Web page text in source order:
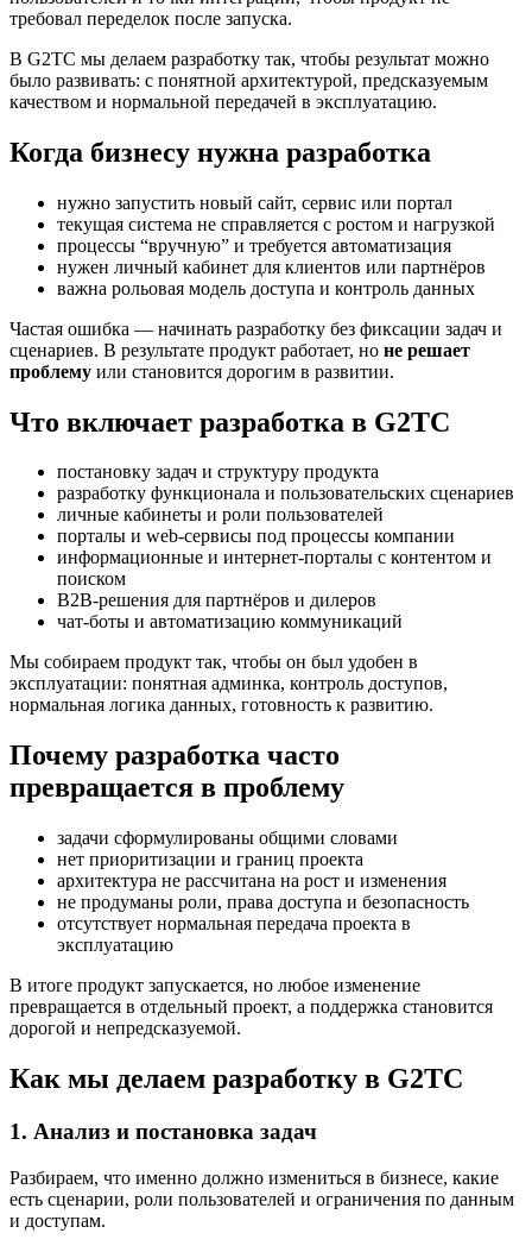
требовал переделок после запуска.
В G2TC мы делаем разработку так, чтобы результат можно
было развивать: с понятной архитектурой, предсказуемым
качеством и нормальной передачей в эксплуатацию.
Когда бизнесу нужна разработка
нужно запустить новый сайт, сервис или портал
текущая система не справляется с ростом и нагрузкой
процессы “вручную” и требуется автоматизация
нужен личный кабинет для клиентов или партнёров
важна рольовая модель доступа и контроль данных
Частая ошибка — начинать разработку без фиксации задач и
сценариев. В результате продукт работает, но не решает
проблему или становится дорогим в развитии.
Что включает разработка в G2TC
постановку задач и структуру продукта
разработку функционала и пользовательских сценариев
личные кабинеты и роли пользователей
порталы и web-сервисы под процессы компании
информационные и интернет-порталы с контентом и
поиском
B2B-решения для партнёров и дилеров
чат-боты и автоматизацию коммуникаций
Мы собираем продукт так, чтобы он был удобен в
эксплуатации: понятная админка, контроль доступов,
нормальная логика данных, готовность к развитию.
Почему разработка часто
превращается в проблему
задачи сформулированы общими словами
нет приоритизации и границ проекта
архитектура не рассчитана на рост и изменения
не продуманы роли, права доступа и безопасность
отсутствует нормальная передача проекта в
эксплуатацию
В итоге продукт запускается, но любое изменение
превращается в отдельный проект, а поддержка становится
дорогой и непредсказуемой.
Как мы делаем разработку в G2TC
1. Анализ и постановка задач
Разбираем, что именно должно измениться в бизнесе, какие
есть сценарии, роли пользователей и ограничения по данным
и доступам.